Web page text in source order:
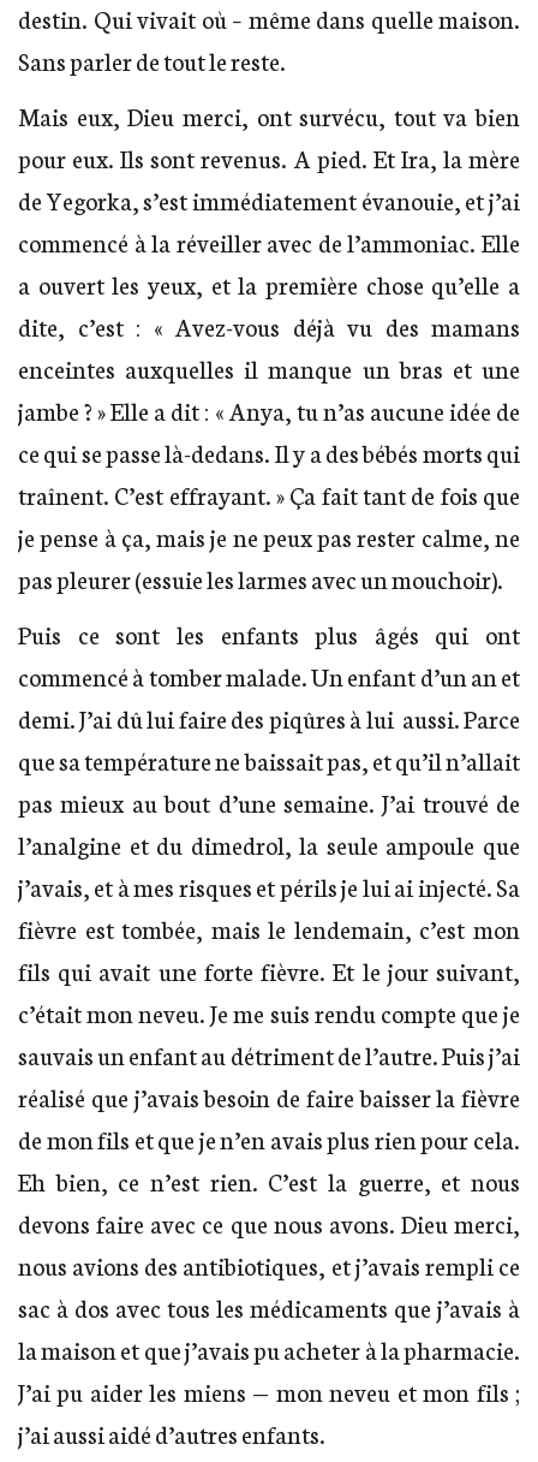
destin. Qui vivait où – même dans quelle maison.
Sans parler de tout le reste.
Mais eux, Dieu merci, ont survécu, tout va bien
pour eux. Ils sont revenus. A pied. Et Ira, la mère
de Yegorka, s’est immédiatement évanouie, et j’ai
commencé à la réveiller avec de l’ammoniac. Elle
a ouvert les yeux, et la première chose qu’elle a
dite, c’est : « Avez-vous déjà vu des mamans
enceintes auxquelles il manque un bras et une
jambe ? » Elle a dit : « Anya, tu n’as aucune idée de
ce qui se passe là-dedans. Il y a des bébés morts qui
traînent. C’est effrayant. » Ça fait tant de fois que
je pense à ça, mais je ne peux pas rester calme, ne
pas pleurer (essuie les larmes avec un mouchoir).
Puis ce sont les enfants plus âgés qui ont
commencé à tomber malade. Un enfant d’un an et
demi. J’ai dû lui faire des piqûres à lui aussi. Parce
que sa température ne baissait pas, et qu’il n’allait
pas mieux au bout d’une semaine. J’ai trouvé de
l’analgine et du dimedrol, la seule ampoule que
j’avais, et à mes risques et périls je lui ai injecté. Sa
fièvre est tombée, mais le lendemain, c’est mon
fils qui avait une forte fièvre. Et le jour suivant,
c’était mon neveu. Je me suis rendu compte que je
sauvais un enfant au détriment de l’autre. Puis j’ai
réalisé que j’avais besoin de faire baisser la fièvre
de mon fils et que je n’en avais plus rien pour cela.
Eh bien, ce n’est rien. C’est la guerre, et nous
devons faire avec ce que nous avons. Dieu merci,
nous avions des antibiotiques, et j’avais rempli ce
sac à dos avec tous les médicaments que j’avais à
la maison et que j’avais pu acheter à la pharmacie.
J’ai pu aider les miens — mon neveu et mon fils ;
j’ai aussi aidé d’autres enfants.